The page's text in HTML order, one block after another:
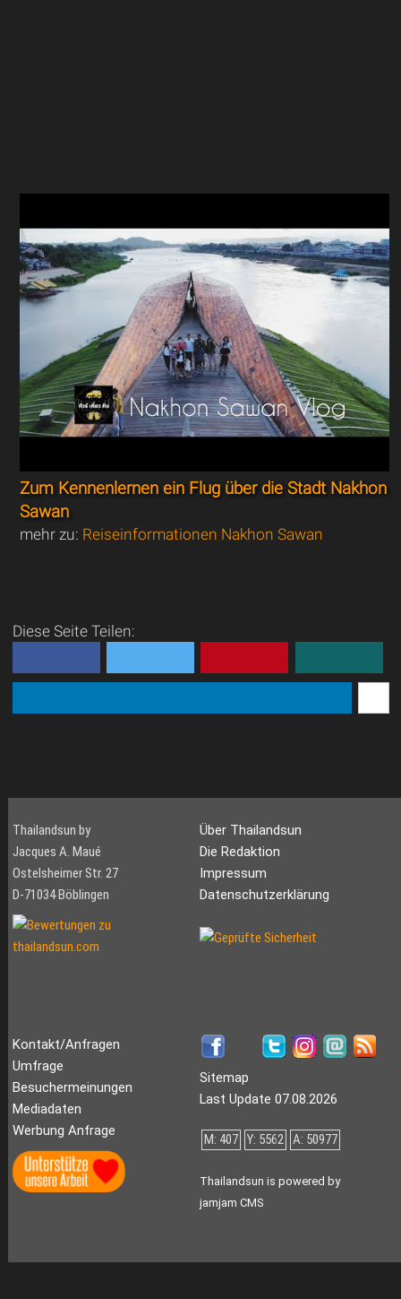
Zum Kennenlernen ein Flug über die Stadt Nakhon
Sawan
mehr zu: Reiseinformationen Nakhon Sawan
Diese Seite Teilen:
Thailandsun by
Jacques A. Maué
Ostelsheimer Str. 27
D-71034 Böblingen
Über Thailandsun
Die Redaktion
Impressum
Datenschutzerklärung
Kontakt/Anfragen
Umfrage
Besuchermeinungen
Mediadaten
Werbung Anfrage
Sitemap
Last Update 07.08.2026
M: 407 Y: 5562 A: 50977
Thailandsun is powered by
jamjam CMS